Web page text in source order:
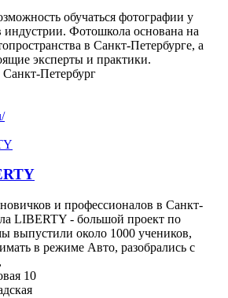
обучаться фотографии у
Фотошкола основана на
в Санкт-Петербурге, а
эксперты и практики.
Петербург
и профессионалов в Санкт-
LIBERTY - большой проект по
выпустили около 1000 учеников,
в режиме Авто, разобрались с
10